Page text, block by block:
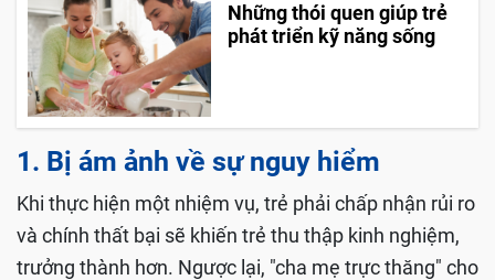
Những thói quen giúp trẻ
phát triển kỹ năng sống
1. Bị ám ảnh về sự nguy hiểm
Khi thực hiện một nhiệm vụ, trẻ phải chấp nhận rủi ro
và chính thất bại sẽ khiến trẻ thu thập kinh nghiệm,
trưởng thành hơn. Ngược lại, "cha mẹ trực thăng" cho